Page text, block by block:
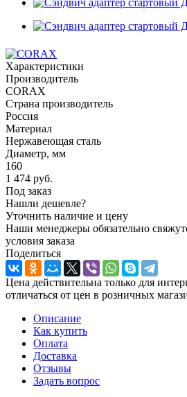
Характеристики
Производитель
CORAX
Страна производитель
Россия
Материал
Нержавеющая сталь
Диаметр, мм
160
1 474 руб.
Под заказ
Нашли дешевле?
Уточнить наличие и цену
Наши менеджеры обязательно
условия заказа
Поделиться
Цена действительна только для
отличаться от цен в розничных
Описание
Как купить
Оплата
Доставка
Отзывы
Задать вопрос